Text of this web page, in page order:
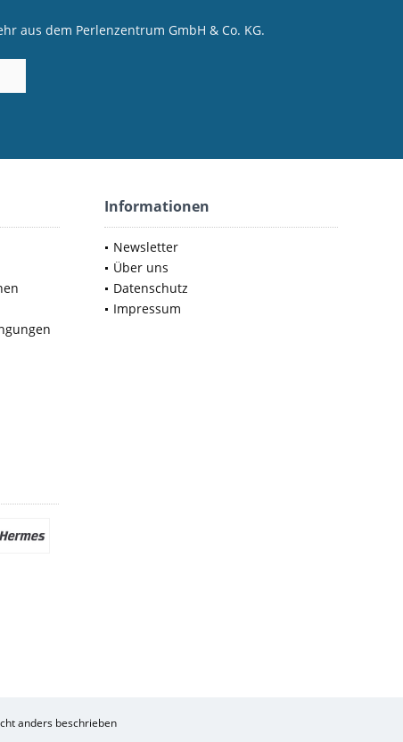
aus dem Perlenzentrum GmbH & Co. KG.
Informationen
Newsletter
Über uns
Datenschutz
Impressum
anders beschrieben